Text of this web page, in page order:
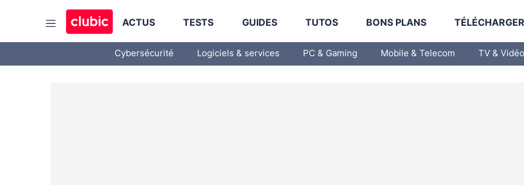
ACTUS TESTS GUIDES TUTOS BONS PLANS
Cybersécurité Logiciels & services PC & Gaming Mobile & Telecom TV & Vidéo